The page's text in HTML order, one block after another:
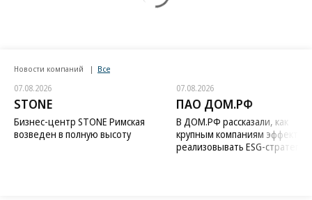
Новости компаний Все
07.08.2026
STONE
Бизнес-центр STONE Римская
возведен в полную высоту
07.08.2026
ПАО ДОМ.РФ
В ДОМ.РФ рассказали, как
крупным компаниям
реализовывать ESG-стратегию